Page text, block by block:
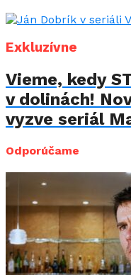
Exkluzívne
Vieme, kedy
v dolinách!
vyzve seriál
Odporúčame